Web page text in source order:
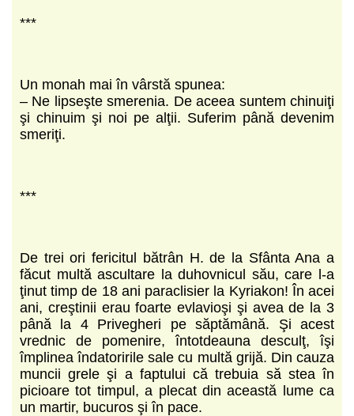
***
Un monah mai în vârstă spunea:
– Ne lipseşte smerenia. De aceea suntem chinuiţi
şi chinuim şi noi pe alţii. Suferim până devenim
smeriţi.
***
De trei ori fericitul bătrân H. de la Sfânta Ana a
făcut multă ascultare la duhovnicul său, care l-a
ţinut timp de 18 ani paraclisier la Kyriakon! În acei
ani, creştinii erau foarte evlavioşi şi avea de la 3
până la 4 Privegheri pe săptămână. Şi acest
vrednic de pomenire, întotdeauna desculţ, îşi
împlinea îndatoririle sale cu multă grijă. Din cauza
muncii grele şi a faptului că trebuia să stea în
picioare tot timpul, a plecat din această lume ca
un martir, bucuros şi în pace.